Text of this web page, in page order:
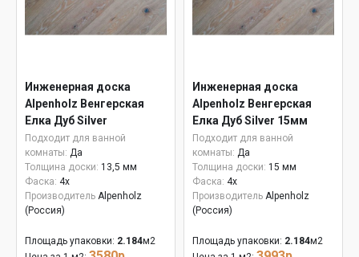
Инженерная доска
Alpenholz Венгерская
Елка Дуб Silver
Подходит для ванной
комнаты: Да
Толщина доски: 13,5 мм
Фаска: 4x
Производитель Alpenholz
(Россия)
Площадь упаковки: 2.184м2
Инженерная доска
Alpenholz Венгерская
Елка Дуб Silver 15мм
Подходит для ванной
комнаты: Да
Толщина доски: 15 мм
Фаска: 4x
Производитель Alpenholz
(Россия)
Площадь упаковки: 2.184м2